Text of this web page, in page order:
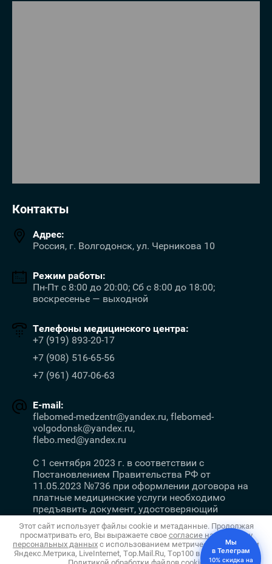
Контакты
Адрес:
Россия, г. Волгодонск, ул. Черникова 10
Режим работы:
Пн-Пт с 8:00 до 20:00; Сб с 8:00 до 18:00;
воскресенье — выходной
Телефоны медицинского центра:
+7 (919) 893-20-17
+7 (908) 516-65-56
+7 (961) 407-06-63
E-mail:
flebomed-medzentr@yandex.ru, flebomed-
volgodonsk@yandex.ru,
flebo.med@yandex.ru
С 1 сентября 2023 г. в соответствии с
Постановлением Правительства РФ от
11.05.2023 №736 при оформлении договора на
платные медицинские услуги необходимо
предъявить документ, удостоверяющий
личность.
Copyright © 2011 - 2026 Салон Флебомед
Этот сайт использует файлы cookie и метаданные. Продолжая
просматривать его, Вы выражаете свое согласие на обработку
персональных данных с использованием метрических программ
Яндекс.Метрика, LiveInternet, Top.Mail.Ru, Top100 в соответствии с
Мы
в Телеграм
10% скидка на